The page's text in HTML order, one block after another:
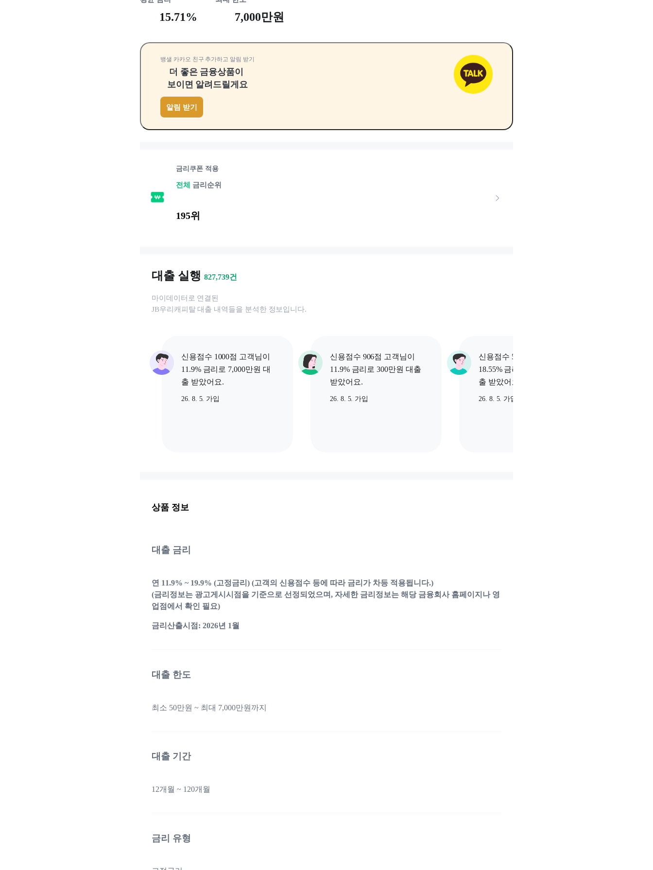
15.71% 7,000만원
뱅샐 카카오 친구 추가하고 알림 받기
더 좋은 금융상품이
보이면 알려드릴게요
알림 받기
금리쿠폰 적용
전체 금리순위
195위
대출 실행 827,739건
마이데이터로 연결된
JB우리캐피탈대출 내역들을 분석한 정보입니다.
신용점수 1000점 고객님이
11.9% 금리로 7,000만원 대
출 받았어요.
26. 8. 5. 가입
신용점수 906점 고객님이
11.9% 금리로 300만원 대출
받았어요.
26. 8. 5. 가입
신용점수 547점 고객님이
18.55% 금리로 1,020만원 대
출 받았어요.
26. 8. 5. 가입
상품 정보
대출 금리
연 11.9% ~ 19.9% (고정금리) (고객의 신용점수 등에 따라 금리가 차등 적용됩니다.)
(금리정보는 광고게시시점을 기준으로 선정되었으며, 자세한 금리정보는 해당 금융회사 홈페이지나 영
업점에서 확인 필요)
금리산출시점: 2026년 1월
대출 한도
최소 50만원 ~ 최대 7,000만원까지
대출 기간
12개월 ~ 120개월
금리 유형